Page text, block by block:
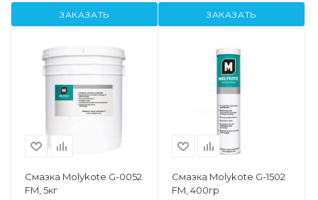
ЗАКАЗАТЬ ЗАКАЗАТЬ
Смазка Molykote G-0052
FM, 5кг
Смазка Molykote G-1502
FM, 400гр